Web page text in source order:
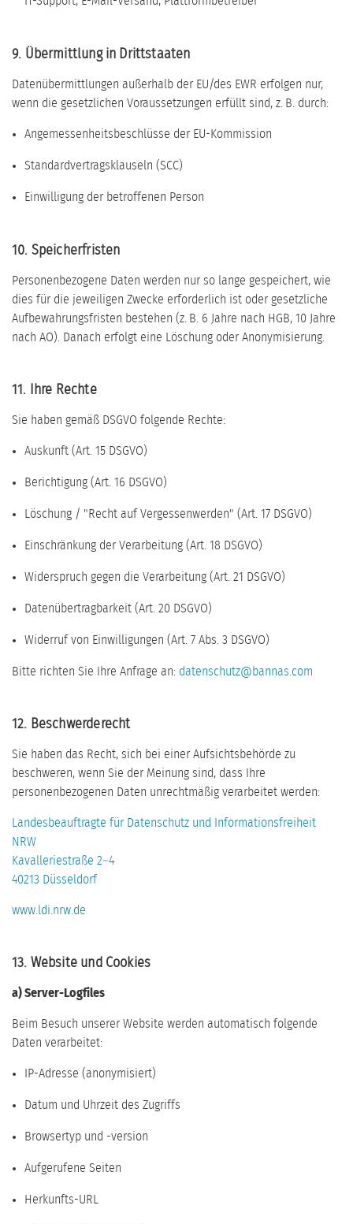
9. Übermittlung in Drittstaaten
Datenübermittlungen außerhalb der EU/des EWR erfolgen nur,
wenn die gesetzlichen Voraussetzungen erfüllt sind, z. B. durch:
Angemessenheitsbeschlüsse der EU-Kommission
Standardvertragsklauseln (SCC)
Einwilligung der betroffenen Person
10. Speicherfristen
Personenbezogene Daten werden nur so lange gespeichert, wie
dies für die jeweiligen Zwecke erforderlich ist oder gesetzliche
Aufbewahrungsfristen bestehen (z. B. 6 Jahre nach HGB, 10 Jahre
nach AO). Danach erfolgt eine Löschung oder Anonymisierung.
11. Ihre Rechte
Sie haben gemäß DSGVO folgende Rechte:
Auskunft (Art. 15 DSGVO)
Berichtigung (Art. 16 DSGVO)
Löschung / "Recht auf Vergessenwerden" (Art. 17 DSGVO)
Einschränkung der Verarbeitung (Art. 18 DSGVO)
Widerspruch gegen die Verarbeitung (Art. 21 DSGVO)
Datenübertragbarkeit (Art. 20 DSGVO)
Widerruf von Einwilligungen (Art. 7 Abs. 3 DSGVO)
Bitte richten Sie Ihre Anfrage an: datenschutz@bannas.com
12. Beschwerderecht
Sie haben das Recht, sich bei einer Aufsichtsbehörde zu
beschweren, wenn Sie der Meinung sind, dass Ihre
personenbezogenen Daten unrechtmäßig verarbeitet werden:
Landesbeauftragte für Datenschutz und Informationsfreiheit
NRW
Kavalleriestraße 2–4
40213 Düsseldorf
www.ldi.nrw.de
13. Website und Cookies
a) Server-Logfiles
Beim Besuch unserer Website werden automatisch folgende
Daten verarbeitet:
IP-Adresse (anonymisiert)
Datum und Uhrzeit des Zugriffs
Browsertyp und -version
Aufgerufene Seiten
Herkunfts-URL